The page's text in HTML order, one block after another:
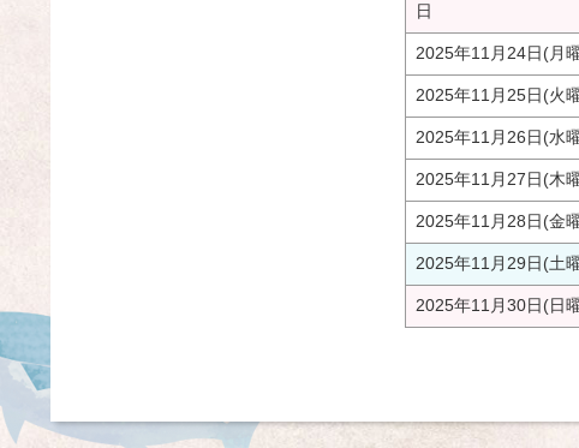
日
2025年11月24日(月
2025年11月25日(火
2025年11月26日(水
2025年11月27日(木
2025年11月28日(金
2025年11月29日(土
2025年11月30日(日